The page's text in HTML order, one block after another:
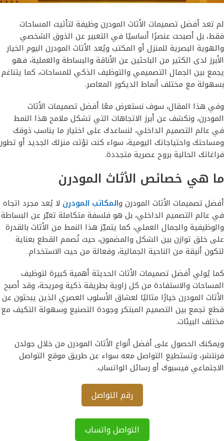
لم تعد أفضل تصميمات الأثاث المودرن وظيفة لتأثيث المساحات
فقط، بل أصبحت عنصرًا أساسيًا في التعبير عن الذوق الشخصي
والهوية البصرية للمنزل أو المكتب ويُعد الأثاث المودرن اليوم الخيار
الأبرز لدى الكثير من الباحثين عن الأناقة والبساطة والعملية، فهو
يجمع بين الجمال التصميمي والتوظيف الذكي للمساحات، كما يتناغم
بسهولة مع مختلف أنماط الديكور المعاصر.
وفي هذا المقال، سوف نستعرض معًا أفضل تصميمات الأثاث
المودرن، ونكشف عن أبرز الاتجاهات التي تشكل ملامح هذا النمط
في عالم التصميم الداخلي، لنساعدك على اختيار ما يناسب ذوقك
ومساحتك واحتياجاتك اليومية، سواء كنت تؤثث منزلك الجديد أو تطور
فراغاتك الحالية بروح عصرية متجددة.
ما هي خصائص الأثاث المودرن
أفضل تصميمات الأثاث المودرن والمكاتب المودرن لا يُعد مجرد اتجاه
في عالم التصميم الداخلي، بل هو فلسفة متكاملة تعبّر عن البساطة
والوظيفية والجمال العملي، كما يتميّز هذا النمط من الأثاث بالقدرة
على خلق توازن بين الشكل والمضمون، حيث تُصمم القطع بعناية
لتكون أنيقة من الناحية الجمالية، وفعالة من حيث الاستخدام.
كما يُولي أفضل تصميمات الأثاث الحديثة أهمية كبيرة لتوظيف
المساحات والاستفادة من كل زاوية بطريقة ذكية ومريحة، وقد أصبح
الأثاث المودرن خيارًا مثاليًا لعشاق الأسلوب العصري الذين يبحثون عن
قطع تجمع بين التصميم المبتكر وجودة التصنيع وسهولة التكيف مع
مختلف البيئات.
ويمكنك الحصول على أفضل أنواع الأثاث المودرن من خلال جولدن
فرنتشر، وتستطيع التواصل معه سواء عن طريق موقع التواصل
الاجتماعي فيسبوك أو رسائل الواتساب.
رقم التواصل
التواصل واتساب